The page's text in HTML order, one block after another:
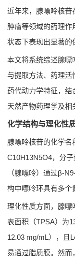
近年来，腺嘌呤核苷
肿瘤等领域的药理
状态下表现出显著的
本文将系统综述腺嘌
与提取方法、药理活
药代动力学特征，
天然产物药理学及相
化学结构与理化性
腺嘌呤核苷的化学
C10H13N5O4，分
（腺嘌呤）通过β-
构中嘌呤环具有多个
理化性质方面，腺嘌
表面积（TPSA）为
12.03 mg/mL），且
易通过脂质膜。然而